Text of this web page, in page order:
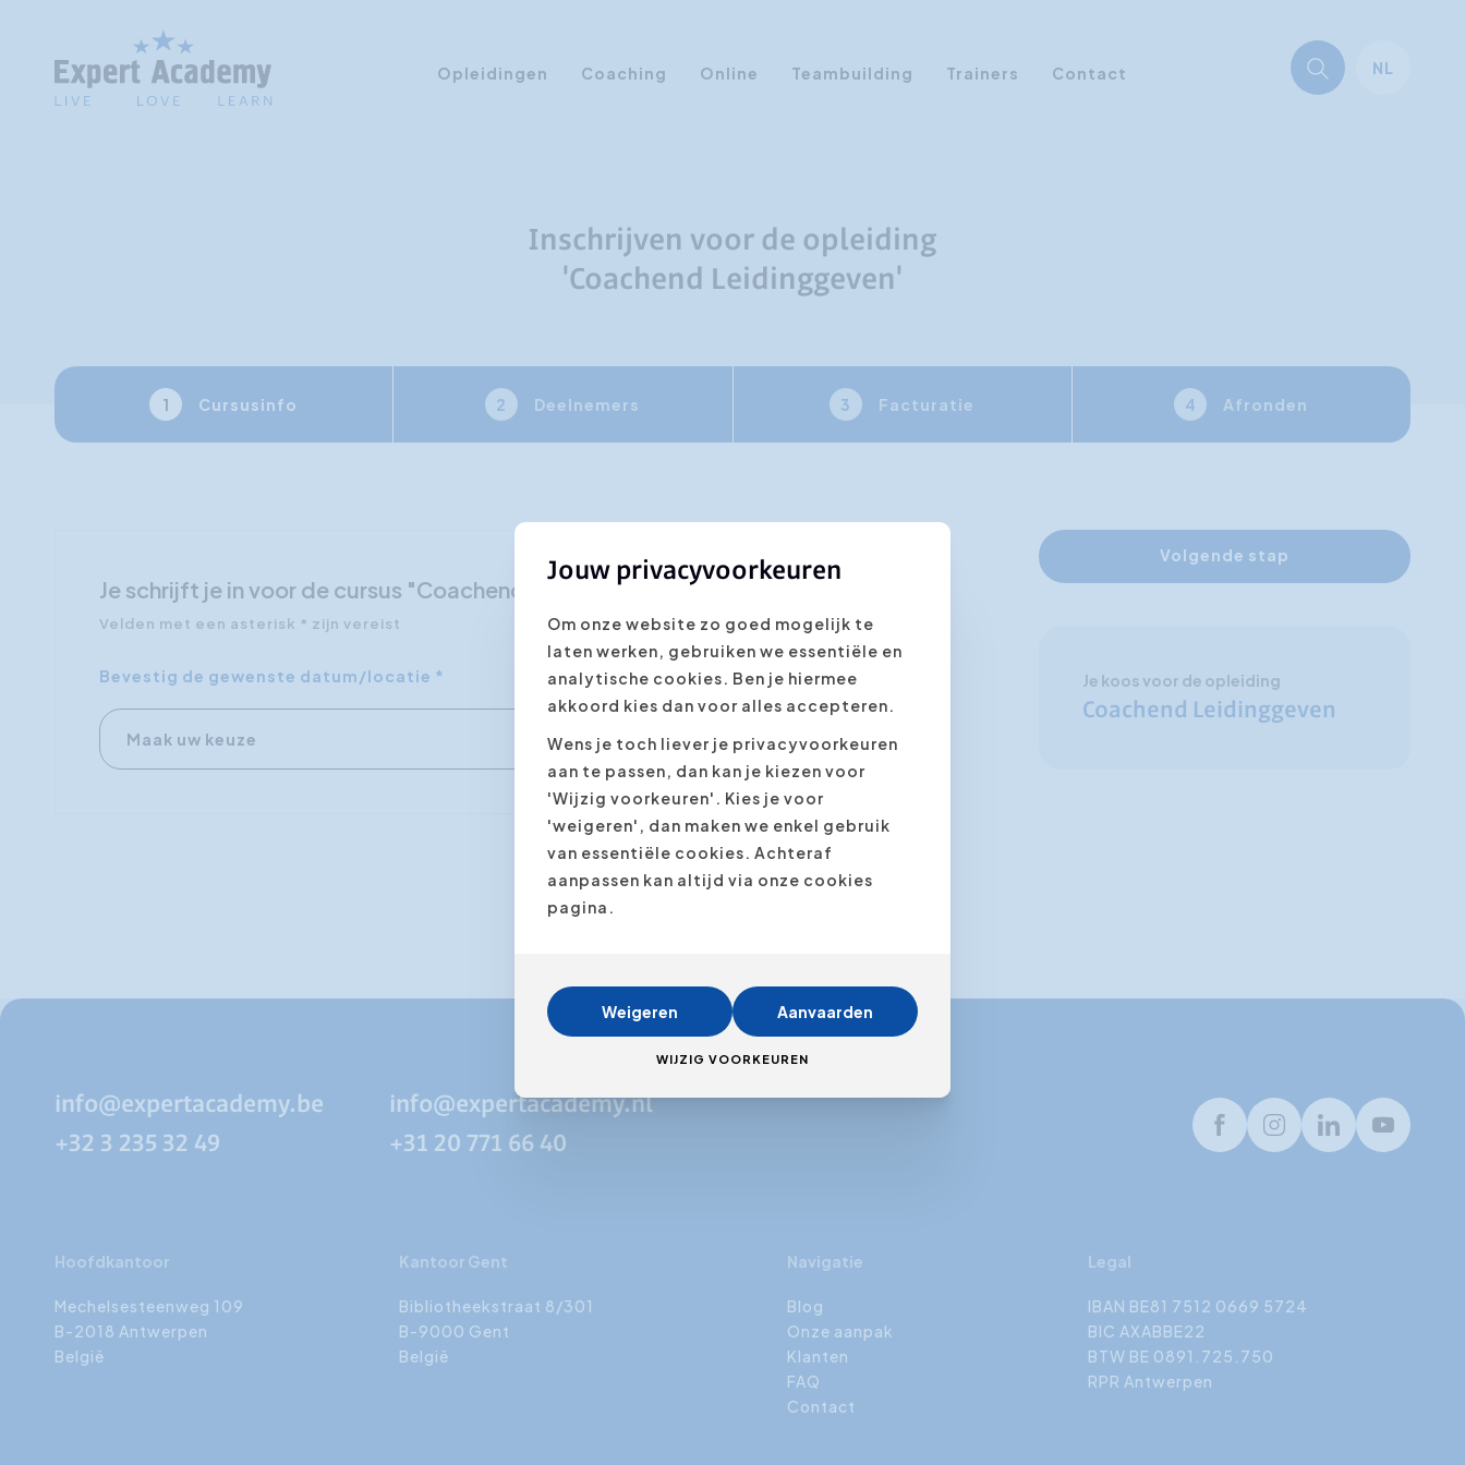
Opleidingen
Sales Training
Leiderschap Training
Timemanagement
Persoonlijkheidsprofielen
Klantgerichtheid
Social Media Training
Coaching Online Teambuilding Trainers Contact NL
Inschrijven voor de opleiding
'Coachend Leidinggeven'
1 Cursusinfo 2 Deelnemers 3 Facturatie 4 Afronden
Volgende stap
Je koos voor de opleiding
Coachend Leidinggeven
Je schrijft je in voor de cursus "Coachend Leidinggeven"
Velden met een asterisk * zijn vereist
Bevestig de gewenste datum/locatie *
Volgende stap
info@expertacademy.be
+32 3 235 32 49
info@expertacademy.nl
+31 20 771 66 40
FacebookInstagramLinkedInYoutube
Hoofdkantoor
Mechelsesteenweg 109
B-2018 Antwerpen
België
Kantoor Gent
Bibliotheekstraat 8/301
B-9000 Gent
België
Navigatie
Blog
Onze aanpak
Klanten
FAQ
Contact
Legal
IBAN BE81 7512 0669 5724
BIC AXABBE22
BTW BE 0891.725.750
RPR Antwerpen
Jouw privacyvoorkeuren
Om onze website zo goed mogelijk te
laten werken, gebruiken we essentiële en
analytische cookies. Ben je hiermee
akkoord kies dan voor alles accepteren.
Wens je toch liever je privacyvoorkeuren
aan te passen, dan kan je kiezen voor
'Wijzig voorkeuren'. Kies je voor
'weigeren', dan maken we enkel gebruik
van essentiële cookies. Achteraf
aanpassen kan altijd via onze cookies
pagina.
Weigeren Aanvaarden
WIJZIG VOORKEUREN